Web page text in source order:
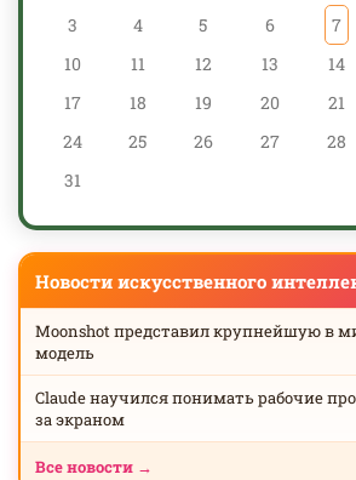
3
4 5 6 7
10
11 12 13 14
17
18 19 20 21
24
25 26 27 28
31
Новости искусственного
Moonshot представил крупнейшую в
модель
Claude научился понимать рабочие
за экраном
Все новости →